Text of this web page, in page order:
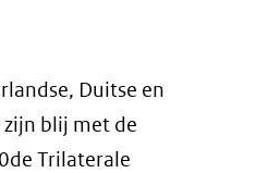
Duitse en
zijn blij met de
Trilaterale